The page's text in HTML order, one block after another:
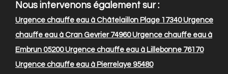
Nous intervenons également sur :
Urgence chauffe eau à Châtelaillon Plage 17340Urgence
chauffe eau à Cran Gevrier 74960Urgence chauffe eau à
Embrun 05200Urgence chauffe eau à Lillebonne 76170
Urgence chauffe eau à Pierrelaye 95480